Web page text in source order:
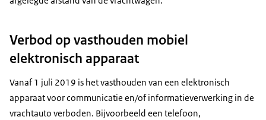
Verbod op vasthouden mobiel
elektronisch apparaat
Vanaf 1 juli 2019 is het vasthouden van een elektronisch
apparaat voor communicatie en/of informatieverwerking in de
vrachtauto verboden. Bijvoorbeeld een telefoon,